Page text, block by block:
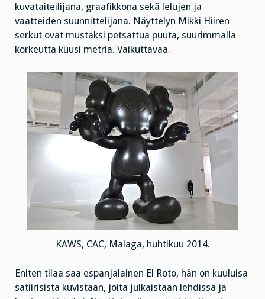
kuvataiteilijana, graafikkona sekä lelujen ja
vaatteiden suunnittelijana. Näyttelyn Mikki Hiiren
serkut ovat mustaksi petsattua puuta, suurimmalla
korkeutta kuusi metriä. Vaikuttavaa.
KAWS, CAC, Malaga, huhtikuu 2014.
Eniten tilaa saa espanjalainen El Roto, hän on kuuluisa
satiirisista kuvistaan, joita julkaistaan lehdissä ja